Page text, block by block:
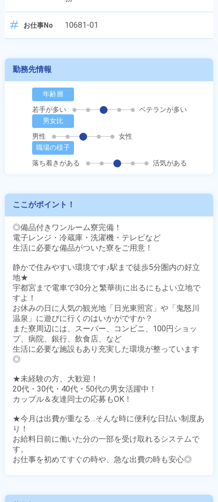
お仕事No 10681-01
勤務先情報
年齢層
若手が多い
ベテランが多い
男女比
男性
女性
職場の様子
落ち着きがある
活気がある
ここがポイント！
◎備品付きワンルーム寮完備！
電子レンジ・冷蔵庫・洗濯機・テレビなど
生活に必要な備品がついた寮をご用意！
静かで住みやすい環境です♪駅まで徒歩5分圏内の好立
地★
宇都宮まで電車で30分と繁華街に出るにもよい立地で
すよ！
お休みの日に人気の観光地「日光東照宮」や「鬼怒川
温泉」に遊びに行くのはいかがですか？
また寮周辺には、スーパー、コンビニ、100円ショッ
プ、病院、銀行、飲食店、など
生活に必要な施設もあり充実した環境が整っています
◎
★未経験の方、大歓迎！
20代・30代・40代・50代の男女活躍中！
カップル＆友達同士の応募もOK！
★今月は出費が重なる…そんな時に便利な日払い制度あ
り！
お給料日前に働いた分の一部を受け取れるシステムで
す。
お仕事を初めてすぐの時や、急な出費の時も安心◎